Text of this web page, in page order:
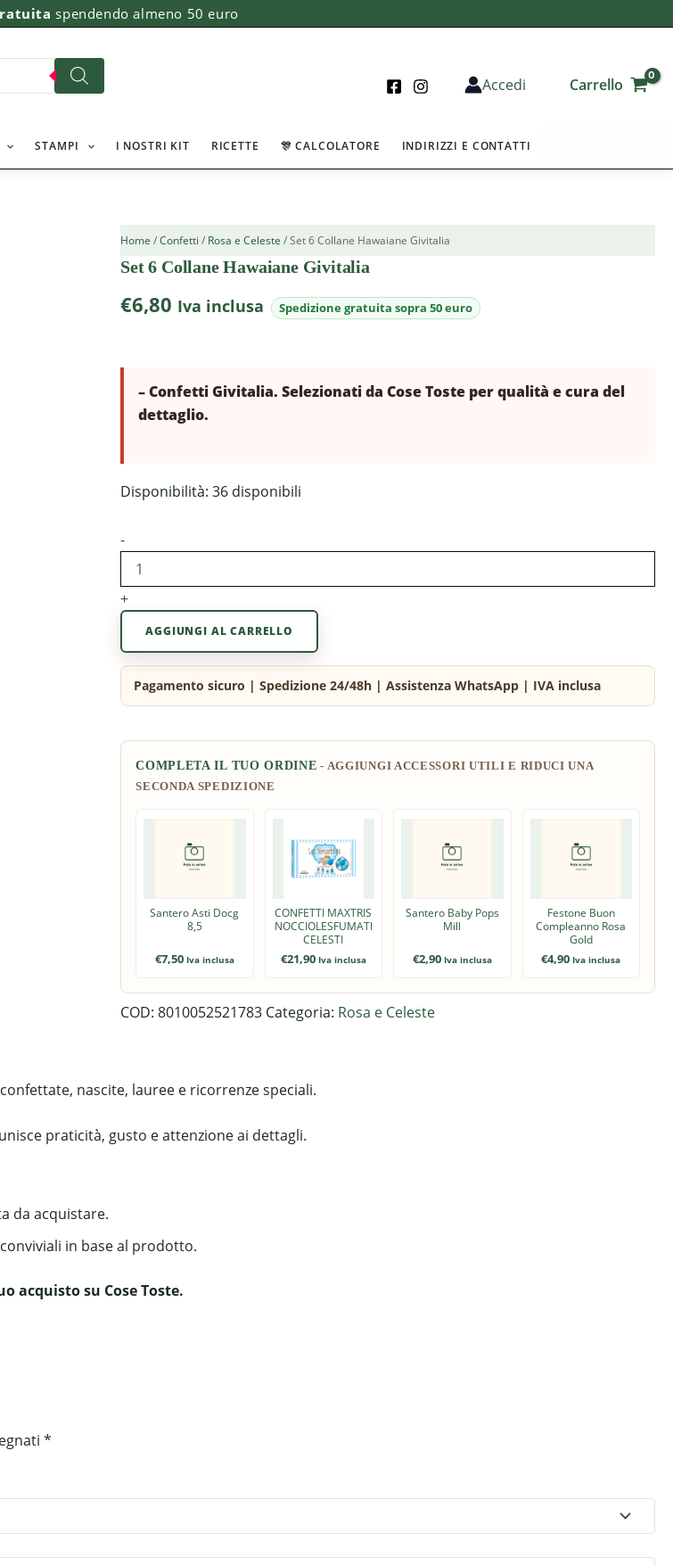
spendendo almeno 50 euro
Accedi Carrello
STAMPI I NOSTRI KIT RICETTE 🎊 CALCOLATORE INDIRIZZI E CONTATTI
Home /Confetti / Rosa e Celeste / Set 6 Collane Hawaiane Givitalia
Set 6 Collane Hawaiane Givitalia
€6,80 Iva inclusa
– Confetti Givitalia. Selezionati da Cose Toste per qualità e cura del
dettaglio.
Disponibilità: 36 disponibili
-
Set
6
+
AGGIUNGI AL CARRELLO
COMPLETA IL TUO ORDINE
Santero Asti Docg
8,5
€7,50 Iva inclusa
CONFETTI MAXTRIS
NOCCIOLESFUMATI
CELESTI
€21,90 Iva inclusa
Santero Baby Pops
Mill
€2,90 Iva inclusa
Festone Buon
Compleanno Rosa
Gold
€4,90 Iva inclusa
COD:8010052521783 Categoria: Rosa e Celeste
nascite, lauree e ricorrenze speciali.
praticità, gusto e attenzione ai dettagli.
da acquistare.
in base al prodotto.
acquisto su Cose Toste.
*